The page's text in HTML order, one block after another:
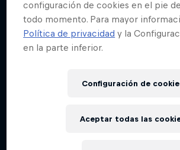
configuración de cookies en el pie
todo momento. Para mayor
Política de privacidad y la
en la parte inferior.
Configuración de
Aceptar todas las